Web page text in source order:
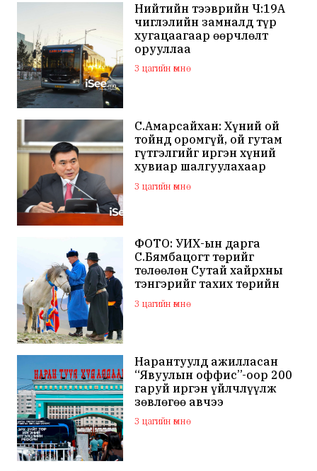
Нийтийн тээврийн Ч:19А
чиглэлийн замналд түр
хугацаагаар өөрчлөлт
орууллаа
3 цагийн өмнө
С.Амарсайхан: Хүний ой
тойнд оромгүй, ой гутам
гүтгэлгийг иргэн хүний
хувиар шалгуулахаар
хуулийн байгууллагад
хандсан
3 цагийн өмнө
ФОТО: УИХ-ын дарга
С.Бямбацогт төрийг
төлөөлөн Сутай хайрхны
тэнгэрийг тахих төрийн
тахилгад оролцлоо
3 цагийн өмнө
Нарантуулд ажилласан
“Явуулын оффис”-оор 200
гаруй иргэн үйлчлүүлж
зөвлөгөө авчээ
3 цагийн өмнө